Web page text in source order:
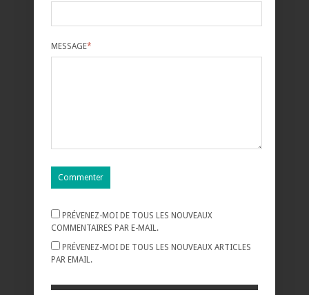
MESSAGE*
PRÉVENEZ-MOI DE TOUS LES NOUVEAUX
COMMENTAIRES PAR E-MAIL.
PRÉVENEZ-MOI DE TOUS LES NOUVEAUX ARTICLES
PAR EMAIL.